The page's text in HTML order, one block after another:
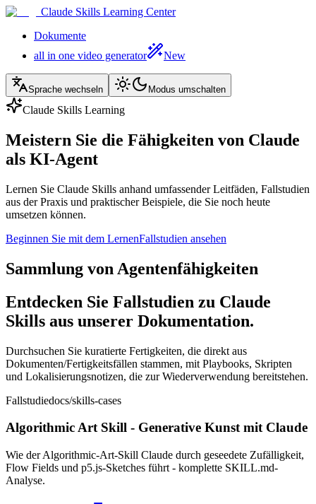
Claude Skills Learning Center
Dokumente
all in one video generator
New
Sprache wechseln Modus umschalten
Claude Skills Learning
Meistern Sie die Fähigkeiten von Claude
als KI-Agent
Lernen Sie Claude Skills anhand umfassender Leitfäden, Fallstudien
aus der Praxis und praktischer Beispiele, die Sie noch heute
umsetzen können.
Beginnen Sie mit dem LernenFallstudien ansehen
Sammlung von Agentenfähigkeiten
Entdecken Sie Fallstudien zu Claude
Skills aus unserer Dokumentation.
Durchsuchen Sie kuratierte Fertigkeiten, die direkt aus
Dokumenten/Fertigkeitsfällen stammen, mit Playbooks, Skripten
und Lokalisierungsnotizen, die zur Wiederverwendung bereitstehen.
Fallstudiedocs/skills-cases
Algorithmic Art Skill - Generative Kunst mit Claude
Wie der Algorithmic-Art-Skill Claude durch geseedete Zufälligkeit,
Flow Fields und p5.js-Sketches führt - komplette SKILL.md-
Analyse.